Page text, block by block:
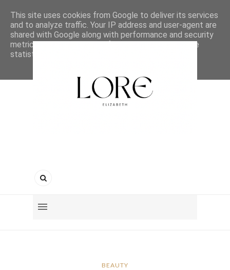
BEAUTY
This site uses cookies from Google to deliver its services
and to analyze traffic. Your IP address and user-agent are
shared with Google along with performance and security
metrics to ensure quality of service, generate usage
statistics, and to detect and address abuse.